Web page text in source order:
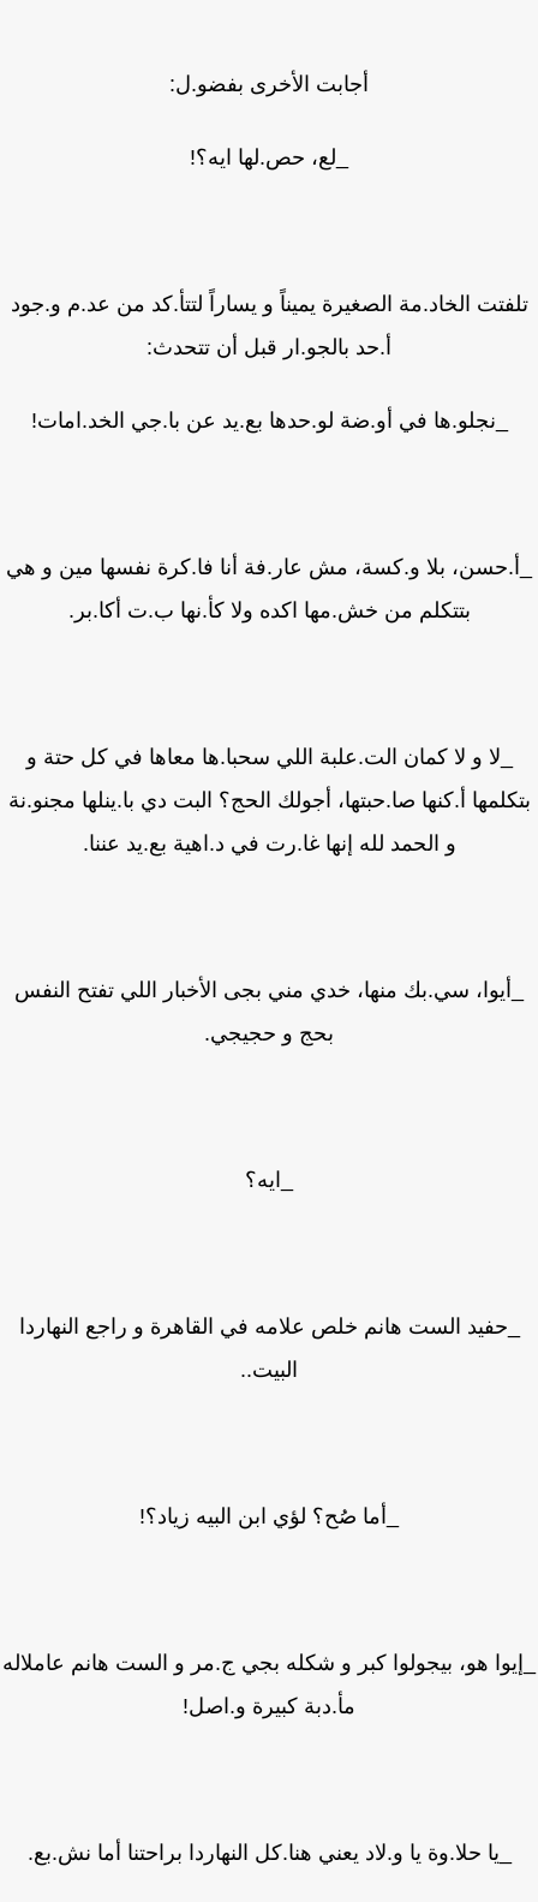
أجابت الأخرى بفضو.ل:
_لع، حص.لها ايه؟!
الخاد.مة الصغيرة يميناً و يساراً لتتأ.كد من عد.م و.جود
أ.حد بالجو.ار قبل أن تتحدث:
_نجلو.ها في أو.ضة لو.حدها بع.يد عن با.جي الخد.امات!
بلا و.كسة، مش عار.فة أنا فا.كرة نفسها مين و هي
بتتكلم من خش.مها اكده ولا كأ.نها ب.ت أكا.بر.
_لا و لا كمان الت.علبة اللي سحبا.ها معاها في كل حتة و
أ.كنها صا.حبتها، أجولك الحج؟ البت دي با.ينلها مجنو.نة
و الحمد لله إنها غا.رت في د.اهية بع.يد عننا.
سي.بك منها، خدي مني بجى الأخبار اللي تفتح النفس
بحج و حجيجي.
_ايه؟
الست هانم خلص علامه في القاهرة و راجع النهاردا
البيت..
_أما صُح؟ لؤي ابن البيه زياد؟!
هو، بيجولوا كبر و شكله بجي ج.مر و الست هانم عاملاله
مأ.دبة كبيرة و.اصل!
_يا حلا.وة يا و.لاد يعني هنا.كل النهاردا براحتنا أما نش.بع.